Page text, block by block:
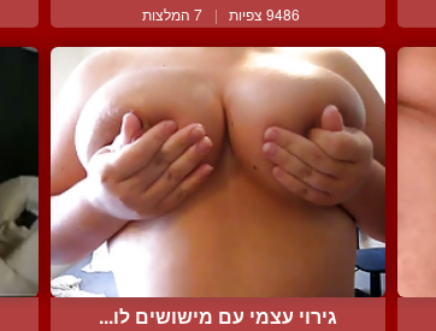
9486 צפיות | 7 המלצות
גירוי עצמי עם מישושים לו...